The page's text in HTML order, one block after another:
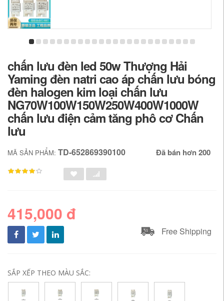
chấn lưu đèn led 50w Thượng Hải
Yaming đèn natri cao áp chấn lưu bóng
đèn halogen kim loại chấn lưu
NG70W100W150W250W400W1000W
chấn lưu điện cảm tăng phô cơ Chấn
lưu
MÃ SẢN PHẨM: TD-652869390100 Đã bán hơn 200
415,000 đ
Free Shipping
SẮP XẾP THEO MÀU SẮC: